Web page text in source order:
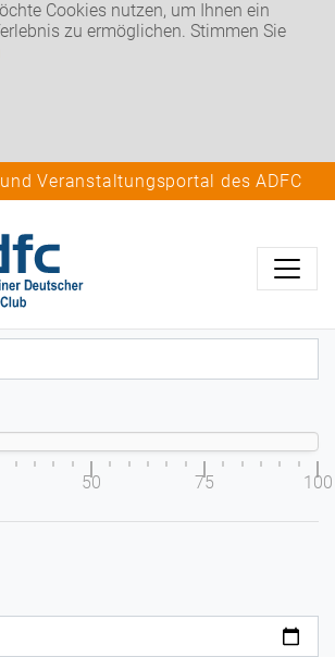
Cookies nutzen, um Ihnen ein
zu ermöglichen. Stimmen Sie
Veranstaltungsportal des ADFC
50 75 100